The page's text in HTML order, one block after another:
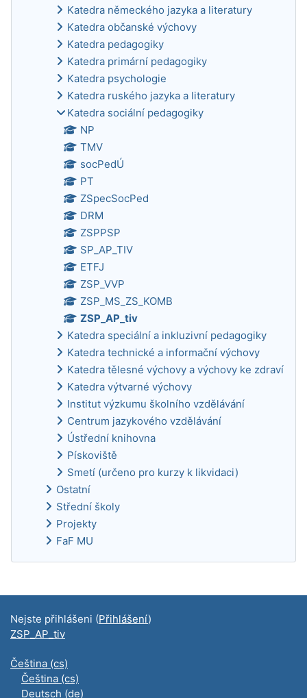
Katedra německého jazyka a literatury
Katedra občanské výchovy
Katedra pedagogiky
Katedra primární pedagogiky
Katedra psychologie
Katedra ruského jazyka a literatury
Katedra sociální pedagogiky
NP
TMV
socPedÚ
PT
ZSpecSocPed
DRM
ZSPPSP
SP_AP_TIV
ETFJ
ZSP_VVP
ZSP_MS_ZS_KOMB
ZSP_AP_tiv
Katedra speciální a inkluzivní pedagogiky
Katedra technické a informační výchovy
Katedra tělesné výchovy a výchovy ke zdraví
Katedra výtvarné výchovy
Institut výzkumu školního vzdělávání
Centrum jazykového vzdělávání
Ústřední knihovna
Pískoviště
Smetí (určeno pro kurzy k likvidaci)
Ostatní
Střední školy
Projekty
FaF MU
Doplňkové bloky
Nejste přihlášeni (Přihlášení)
ZSP_AP_tiv
Čeština ‎(cs)‎
Čeština ‎(cs)‎
Deutsch ‎(de)‎